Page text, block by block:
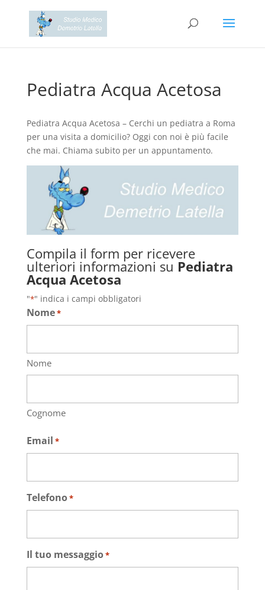
Pediatra Acqua Acetosa
Pediatra Acqua Acetosa – Cerchi un pediatra a Roma
per una visita a domicilio? Oggi con noi è più facile
che mai. Chiama subito per un appuntamento.
Compila il form per ricevere
ulteriori informazioni su Pediatra
Acqua Acetosa
"*" indica i campi obbligatori
Nome*
Nome
Cognome
Email *
Telefono*
Il tuo messaggio*